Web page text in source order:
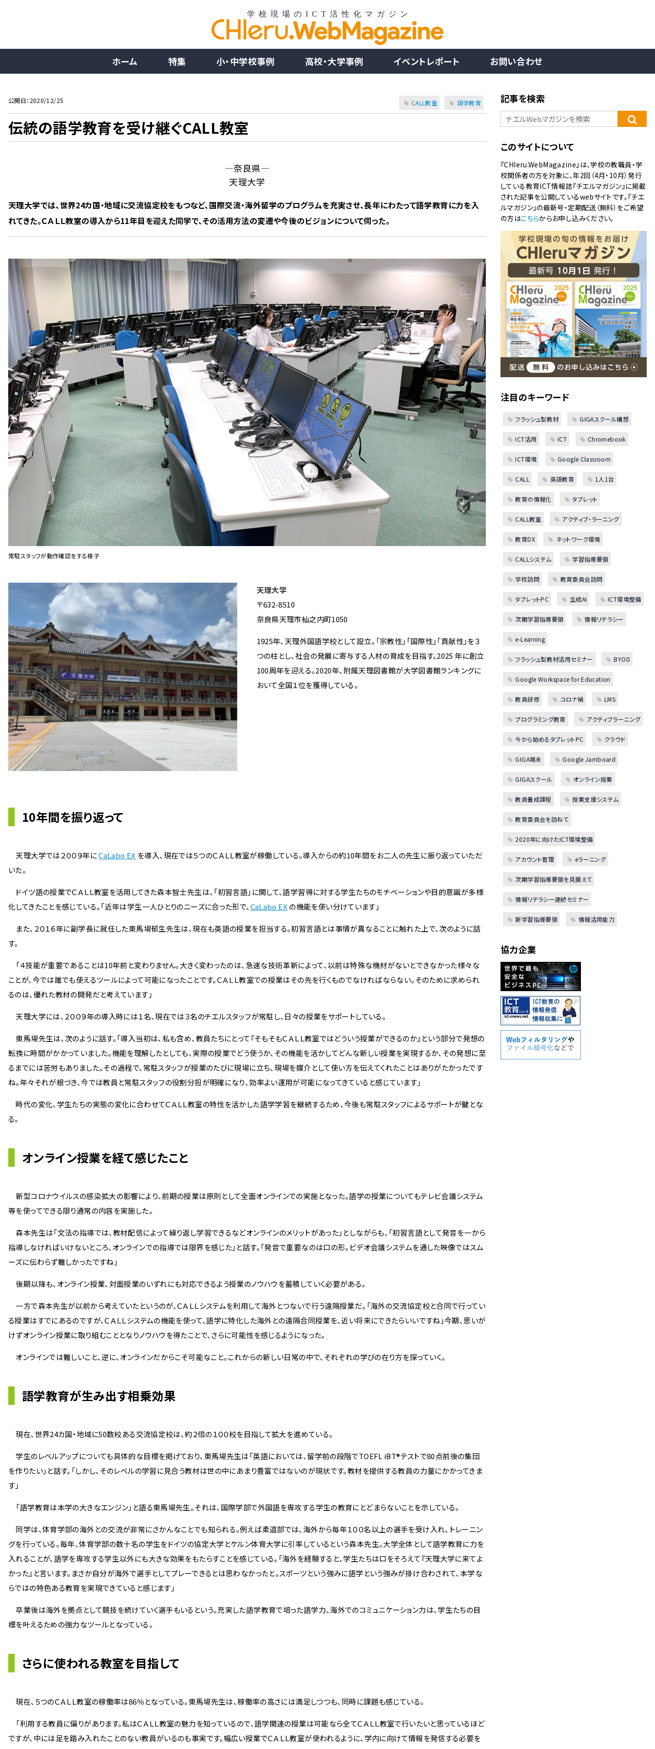
ホーム 特集 小・中学校事例 高校・大学事例 イベントレポート お問い合わせ
公開日：2020/12/25 CALL教室 語学教育
伝統の語学教育を受け継ぐCALL教室
―奈良県―
天理大学
天理大学では、世界24カ国・地域に交流協定校をもつなど、国際交流・海外留学のプログラムを充実させ、長年にわたって語学教育に力を入
れてきた。ＣＡＬＬ教室の導入から11年目を迎えた同学で、その活用方法の変遷や今後のビジョンについて伺った。
常駐スタッフが動作確認をする様子
天理大学
〒632-8510
奈良県天理市杣之内町1050
1925年、天理外国語学校として設立。「宗教性」「国際性」「貢献性」を３
つの柱とし、社会の発展に寄与する人材の育成を目指す。2025 年に創立
100周年を迎える。2020年、附属天理図書館が大学図書館ランキングに
おいて全国１位を獲得している。
10年間を振り返って
天理大学では２００９年にCaLabo EX を導入、現在では５つのＣＡＬＬ教室が稼働している。導入からの約10年間をお二人の先生に振り返っていただ
いた。
ドイツ語の授業でＣＡＬＬ教室を活用してきた森本智士先生は、「初習言語」に関して、語学習得に対する学生たちのモチベーションや目的意識が多様
化してきたことを感じている。「近年は学生一人ひとりのニーズに合った形で、CaLabo EXの機能を使い分けています」
また、２０１６年に副学長に就任した東馬場郁生先生は、現在も英語の授業を担当する。初習言語とは事情が異なることに触れた上で、次のように話
す。
「４技能が重要であることは10年前と変わりません。大きく変わったのは、急速な技術革新によって、以前は特殊な機材がないとできなかった様々な
ことが、今では誰でも使えるツールによって可能になったことです。ＣＡＬＬ教室での授業はその先を行くものでなければならない。そのために求められ
るのは、優れた教材の開発だと考えています」
天理大学には、２００９年の導入時には１名、現在では３名のチエルスタッフが常駐し、日々の授業をサポートしている。
東馬場先生は、次のように話す。「導入当初は、私も含め、教員たちにとって『そもそもＣＡＬＬ教室ではどういう授業ができるのか』という部分で発想の
転換に時間がかかっていました。機能を理解したとしても、実際の授業でどう使うか、その機能を活かしてどんな新しい授業を実現するか、その発想に至
るまでには苦労もありました。その過程で、常駐スタッフが授業のたびに現場に立ち、現場を媒介として使い方を伝えてくれたことはありがたかったです
ね。年々それが根づき、今では教員と常駐スタッフの役割分担が明確になり、効率よい運用が可能になってきていると感じています」
時代の変化、学生たちの実態の変化に合わせてＣＡＬＬ教室の特性を活かした語学学習を継続するため、今後も常駐スタッフによるサポートが鍵とな
る。
オンライン授業を経て感じたこと
新型コロナウイルスの感染拡大の影響により、前期の授業は原則として全面オンラインでの実施となった。語学の授業についてもテレビ会議システム
等を使ってできる限り通常の内容を実施した。
森本先生は「文法の指導では、教材配信によって繰り返し学習できるなどオンラインのメリットがあった」としながらも、「初習言語として発音を一から
指導しなければいけないところ、オンラインでの指導では限界を感じた」と話す。「発音で重要なのは口の形。ビデオ会議システムを通した映像ではスム
ーズに伝わらず難しかったですね」
後期以降も、オンライン授業、対面授業のいずれにも対応できるよう授業のノウハウを蓄積していく必要がある。
一方で森本先生が以前から考えていたというのが、ＣＡＬＬシステムを利用して海外とつないで行う遠隔授業だ。「海外の交流協定校と合同で行ってい
る授業はすでにあるのですが、ＣＡＬＬシステムの機能を使って、語学に特化した海外との遠隔合同授業を、近い将来にできたらいいですね」今期、思いが
けずオンライン授業に取り組むこととなりノウハウを得たことで、さらに可能性を感じるようになった。
オンラインでは難しいこと、逆に、オンラインだからこそ可能なこと。これからの新しい日常の中で、それぞれの学びの在り方を探っていく。
語学教育が生み出す相乗効果
現在、世界24カ国・地域に50数校ある交流協定校は、約２倍の１００校を目指して拡大を進めている。
学生のレベルアップについても具体的な目標を掲げており、東馬場先生は「英語においては、留学前の段階でTOEFL iBT®テストで80点前後の集団
を作りたい」と話す。「しかし、そのレベルの学習に見合う教材は世の中にあまり豊富ではないのが現状です。教材を提供する教員の力量にかかってきま
す」
「語学教育は本学の大きなエンジン」と語る東馬場先生。それは、国際学部で外国語を専攻する学生の教育にとどまらないことを示している。
同学は、体育学部の海外との交流が非常にさかんなことでも知られる。例えば柔道部では、海外から毎年１００名以上の選手を受け入れ、トレーニン
グを行っている。毎年、体育学部の数十名の学生をドイツの協定大学とケルン体育大学に引率しているという森本先生。大学全体として語学教育に力を
入れることが、語学を専攻する学生以外にも大きな効果をもたらすことを感じている。「海外を経験すると、学生たちは口をそろえて『天理大学に来てよ
かった』と言います。まさか自分が海外で選手としてプレーできるとは思わなかったと。スポーツという強みに語学という強みが掛け合わされて、本学な
らではの特色ある教育を実現できていると感じます」
卒業後は海外を拠点として競技を続けていく選手もいるという。充実した語学教育で培った語学力、海外でのコミュニケーション力は、学生たちの目
標を叶えるための強力なツールとなっている。
さらに使われる教室を目指して
現在、５つのＣＡＬＬ教室の稼働率は86％となっている。東馬場先生は、稼働率の高さには満足しつつも、同時に課題も感じている。
「利用する教員に偏りがあります。私はＣＡＬＬ教室の魅力を知っているので、語学関連の授業は可能なら全てＣＡＬＬ教室で行いたいと思っているほど
ですが、中には足を踏み入れたことのない教員がいるのも事実です。幅広い授業でＣＡＬＬ教室が使われるように、学内に向けて情報を発信する必要を
記事を検索
このサイトについて
『CHIeru.WebMagazine』は、学校の教職員・学
校関係者の方を対象に、年2回（4月・10月）発行
している教育ICT情報誌『チエルマガジン』に掲載
された記事を公開しているwebサイトです。『チエ
ルマガジン』の最新号・定期配送（無料）をご希望
の方はこちらからお申し込みください。
注目のキーワード
フラッシュ型教材 GIGAスクール構想
ICT活用 ICT Chromebook
ICT環境 Google Classroom
CALL 英語教育 1人1台
教育の情報化 タブレット
CALL教室 アクティブ・ラーニング
教育DX ネットワーク環境
CALLシステム 学習指導要領
学校訪問 教育委員会訪問
タブレットPC 生成AI ICT環境整備
次期学習指導要領 情報リテラシー
e-Learning
フラッシュ型教材活用セミナー BYOD
Google Workspace for Education
教員研修 コロナ禍 LMS
プログラミング教育 アクティブラーニング
今から始めるタブレットPC クラウド
GIGA端末 Google Jamboard
GIGAスクール オンライン授業
教員養成課程 授業支援システム
教育委員会を訪ねて
2020年に向けたICT環境整備
アカウント管理 eラーニング
次期学習指導要領を見据えて
情報リテラシー連続セミナー
新学習指導要領 情報活用能力
協力企業